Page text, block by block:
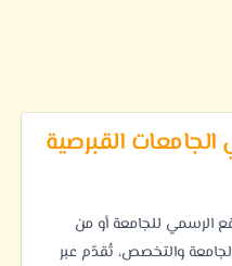
القبرصية
الرسمي للجامعة أو من
والتخصص، تُقدّم عبر